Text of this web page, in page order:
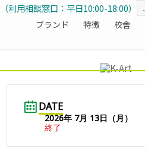
ブランド 特徴 校舎
（利用相談窓口：平日10:00-18:00）
DATE
2026年 7月 13日（月）
終了